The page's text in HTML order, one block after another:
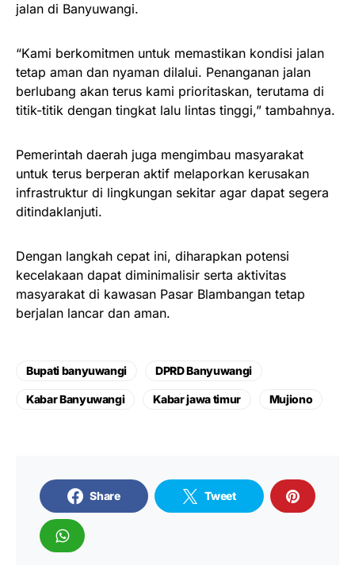
jalan di Banyuwangi.
“Kami berkomitmen untuk memastikan kondisi jalan
tetap aman dan nyaman dilalui. Penanganan jalan
berlubang akan terus kami prioritaskan, terutama di
titik-titik dengan tingkat lalu lintas tinggi,” tambahnya.
Pemerintah daerah juga mengimbau masyarakat
untuk terus berperan aktif melaporkan kerusakan
infrastruktur di lingkungan sekitar agar dapat segera
ditindaklanjuti.
Dengan langkah cepat ini, diharapkan potensi
kecelakaan dapat diminimalisir serta aktivitas
masyarakat di kawasan Pasar Blambangan tetap
berjalan lancar dan aman.
Bupati banyuwangi DPRD Banyuwangi
Kabar Banyuwangi Kabar jawa timur Mujiono
Share Tweet